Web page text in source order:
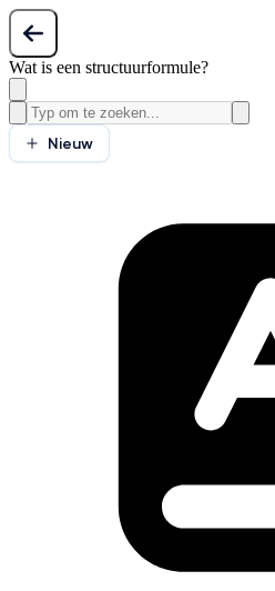
Wat is een structuurformule?
Nieuw